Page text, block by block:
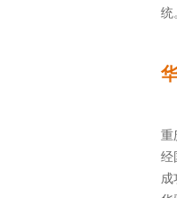
统
重
经
成